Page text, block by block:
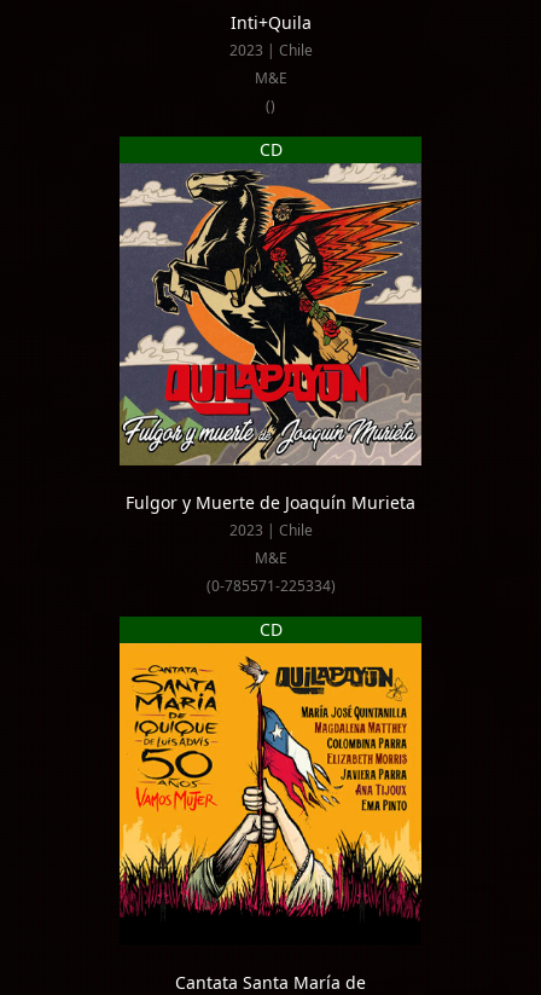
Inti+Quila
2023 | Chile
M&E
()
CD
Fulgor y Muerte de Joaquín Murieta
2023 | Chile
M&E
(0-785571-225334)
CD
Cantata Santa María de